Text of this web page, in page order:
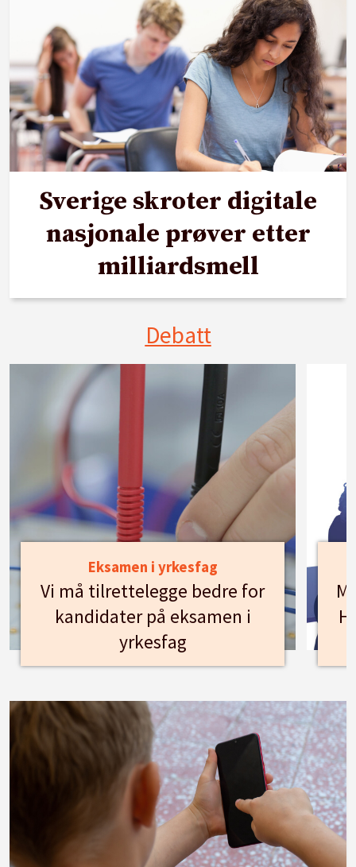
Sverige skroter digitale
nasjonale prøver etter
milliardsmell
Debatt
Eksamen i yrkesfag
Vi må tilrettelegge bedre for
kandidater på eksamen i
yrkesfag